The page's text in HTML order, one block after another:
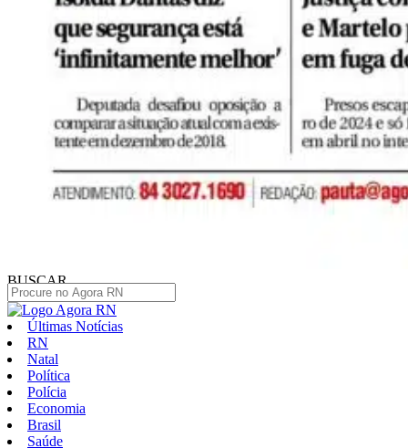
BUSCAR
Últimas Notícias
RN
Natal
Política
Polícia
Economia
Brasil
Saúde